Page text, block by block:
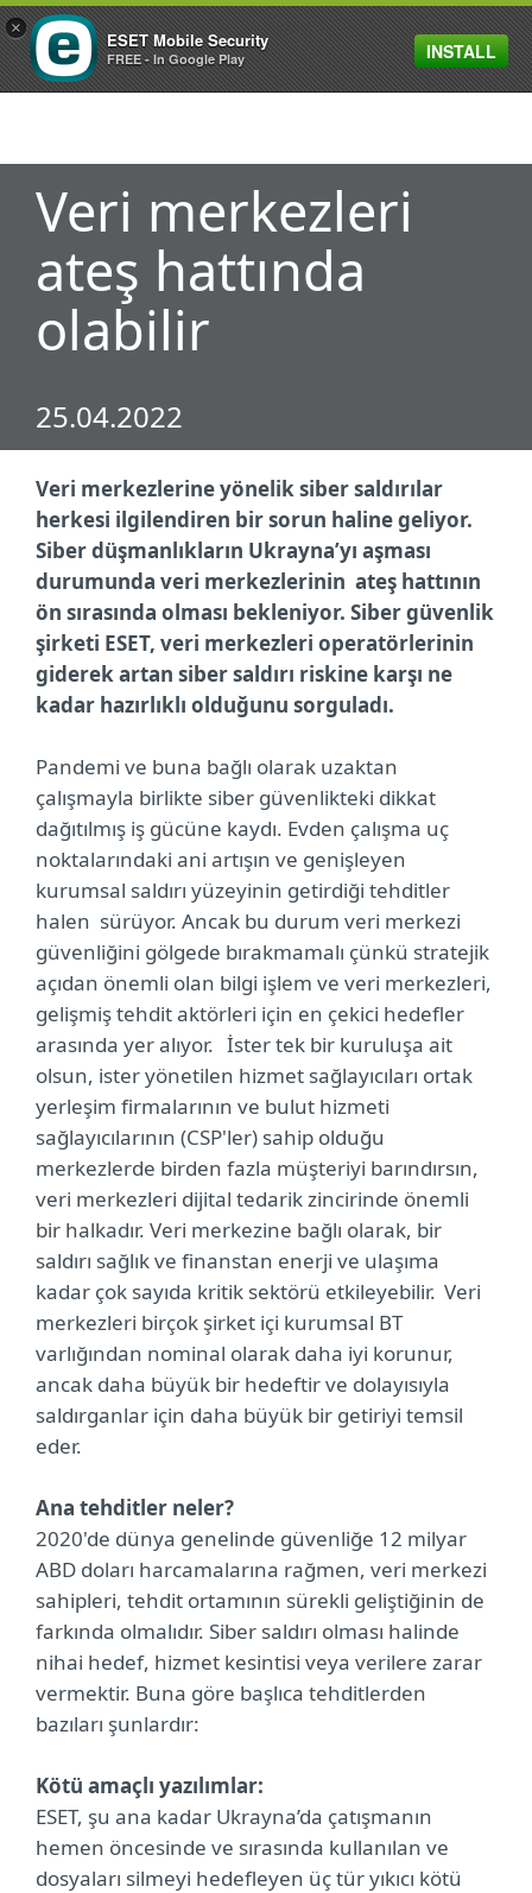
MENU
Veri merkezleri
ateş hattında
olabilir
25.04.2022
Veri merkezlerine yönelik siber saldırılar
herkesi ilgilendiren bir sorun haline geliyor.
Siber düşmanlıkların Ukrayna’yı aşması
durumunda veri merkezlerinin ateş hattının
ön sırasında olması bekleniyor. Siber güvenlik
şirketi ESET, veri merkezleri operatörlerinin
giderek artan siber saldırı riskine karşı ne
kadar hazırlıklı olduğunu sorguladı.
Pandemi ve buna bağlı olarak uzaktan
çalışmayla birlikte siber güvenlikteki dikkat
dağıtılmış iş gücüne kaydı. Evden çalışma uç
noktalarındaki ani artışın ve genişleyen
kurumsal saldırı yüzeyinin getirdiği tehditler
halen sürüyor. Ancak bu durum veri merkezi
güvenliğini gölgede bırakmamalı çünkü stratejik
açıdan önemli olan bilgi işlem ve veri merkezleri,
gelişmiş tehdit aktörleri için en çekici hedefler
arasında yer alıyor. İster tek bir kuruluşa ait
olsun, ister yönetilen hizmet sağlayıcıları ortak
yerleşim firmalarının ve bulut hizmeti
sağlayıcılarının (CSP'ler) sahip olduğu
merkezlerde birden fazla müşteriyi barındırsın,
veri merkezleri dijital tedarik zincirinde önemli
bir halkadır. Veri merkezine bağlı olarak, bir
saldırı sağlık ve finanstan enerji ve ulaşıma
kadar çok sayıda kritik sektörü etkileyebilir. Veri
merkezleri birçok şirket içi kurumsal BT
varlığından nominal olarak daha iyi korunur,
ancak daha büyük bir hedeftir ve dolayısıyla
saldırganlar için daha büyük bir getiriyi temsil
eder.
Ana tehditler neler?
2020'de dünya genelinde güvenliğe 12 milyar
ABD doları harcamalarına rağmen, veri merkezi
sahipleri, tehdit ortamının sürekli geliştiğinin de
farkında olmalıdır. Siber saldırı olması halinde
nihai hedef, hizmet kesintisi veya verilere zarar
vermektir. Buna göre başlıca tehditlerden
bazıları şunlardır:
Kötü amaçlı yazılımlar:
ESET, şu ana kadar Ukrayna’da çatışmanın
hemen öncesinde ve sırasında kullanılan ve
dosyaları silmeyi hedefleyen üç tür yıkıcı kötü
×
ESET Mobile Security
FREE - In Google Play INSTALL